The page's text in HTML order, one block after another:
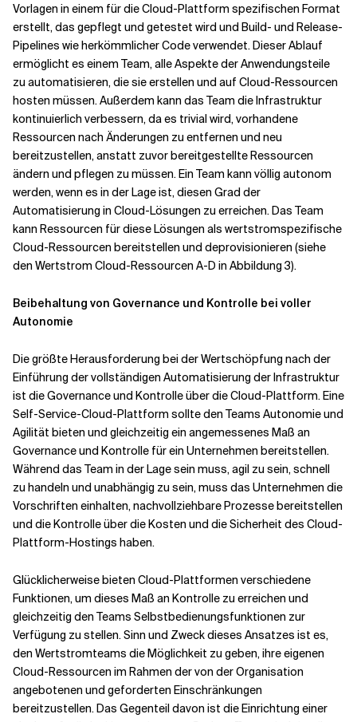
Vorlagen in einem für die Cloud-Plattform spezifischen Format
erstellt, das gepflegt und getestet wird und Build- und Release-
Pipelines wie herkömmlicher Code verwendet. Dieser Ablauf
ermöglicht es einem Team, alle Aspekte der Anwendungsteile
zu automatisieren, die sie erstellen und auf Cloud-Ressourcen
hosten müssen. Außerdem kann das Team die Infrastruktur
kontinuierlich verbessern, da es trivial wird, vorhandene
Ressourcen nach Änderungen zu entfernen und neu
bereitzustellen, anstatt zuvor bereitgestellte Ressourcen
ändern und pflegen zu müssen. Ein Team kann völlig autonom
werden, wenn es in der Lage ist, diesen Grad der
Automatisierung in Cloud-Lösungen zu erreichen. Das Team
kann Ressourcen für diese Lösungen als wertstromspezifische
Cloud-Ressourcen bereitstellen und deprovisionieren (siehe
den Wertstrom Cloud-Ressourcen A-D in Abbildung 3).
Beibehaltung von Governance und Kontrolle bei voller
Autonomie
Die größte Herausforderung bei der Wertschöpfung nach der
Einführung der vollständigen Automatisierung der Infrastruktur
ist die Governance und Kontrolle über die Cloud-Plattform. Eine
Self-Service-Cloud-Plattform sollte den Teams Autonomie und
Agilität bieten und gleichzeitig ein angemessenes Maß an
Governance und Kontrolle für ein Unternehmen bereitstellen.
Während das Team in der Lage sein muss, agil zu sein, schnell
zu handeln und unabhängig zu sein, muss das Unternehmen die
Vorschriften einhalten, nachvollziehbare Prozesse bereitstellen
und die Kontrolle über die Kosten und die Sicherheit des Cloud-
Plattform-Hostings haben.
Glücklicherweise bieten Cloud-Plattformen verschiedene
Funktionen, um dieses Maß an Kontrolle zu erreichen und
gleichzeitig den Teams Selbstbedienungsfunktionen zur
Verfügung zu stellen. Sinn und Zweck dieses Ansatzes ist es,
den Wertstromteams die Möglichkeit zu geben, ihre eigenen
Cloud-Ressourcen im Rahmen der von der Organisation
angebotenen und geforderten Einschränkungen
bereitzustellen. Das Gegenteil davon ist die Einrichtung einer